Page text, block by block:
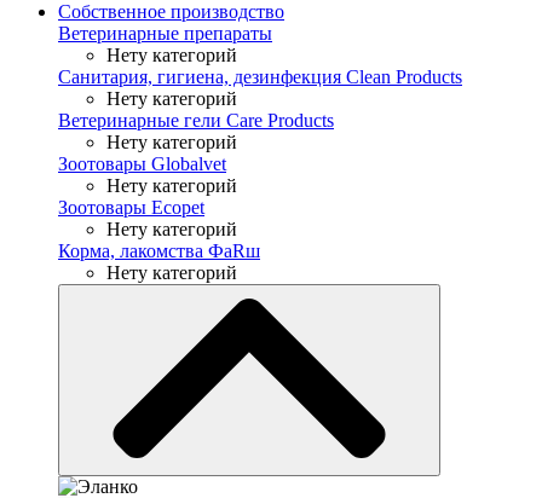
Собственное производство
Ветеринарные препараты
Нету категорий
Санитария, гигиена, дезинфекция Clean Products
Нету категорий
Ветеринарные гели Care Products
Нету категорий
Зоотовары Globalvet
Нету категорий
Зоотовары Ecopet
Нету категорий
Корма, лакомства ФaRш
Нету категорий